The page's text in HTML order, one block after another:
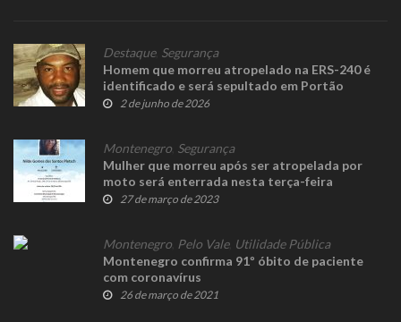
Destaque, Segurança
Homem que morreu atropelado na ERS-240 é
identificado e será sepultado em Portão
2 de junho de 2026
Montenegro Segurança
Mulher que morreu após ser atropelada por
moto será enterrada nesta terça-feira
27 de março de 2023
Montenegro Pelo Vale, Utilidade Pública
Montenegro confirma 91º óbito de paciente
com coronavírus
26 de março de 2021